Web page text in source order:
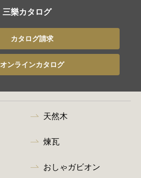
三樂カタログ
カタログ請求
オンラインカタログ
天然木
煉瓦
おしゃガビオン